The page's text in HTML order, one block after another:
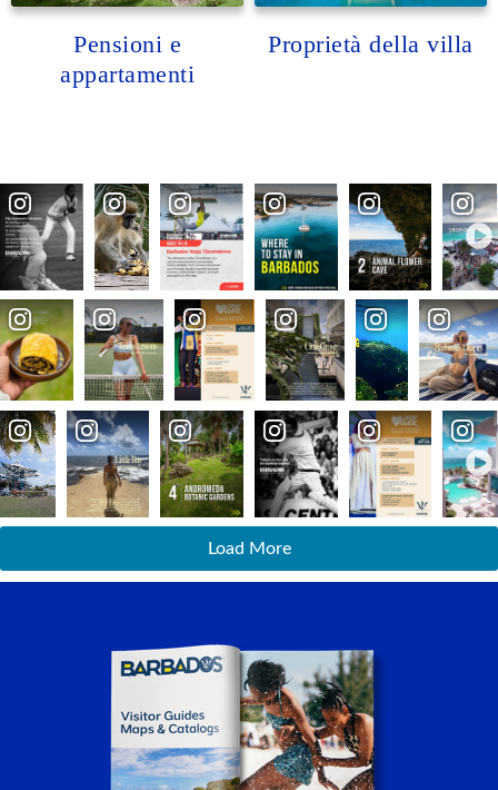
Pensioni e
appartamenti
Proprietà della villa
Load More